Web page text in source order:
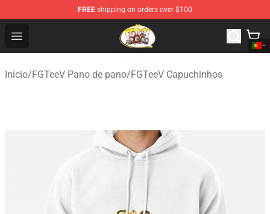
FREE shipping on orders over $100
Open menu
FGTeeV Store - Official FGTeeV Merchandise Shop
Início/FGTeeV Pano de pano/FGTeeV Capuchinhos